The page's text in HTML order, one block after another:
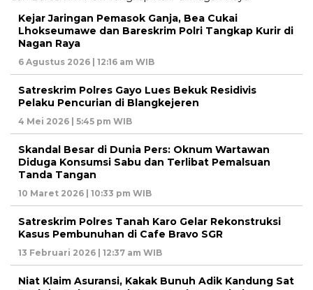
Kejar Jaringan Pemasok Ganja, Bea Cukai
Lhokseumawe dan Bareskrim Polri Tangkap Kurir di
Nagan Raya
6 Agustus 2026 | 12:16 am WIB
Satreskrim Polres Gayo Lues Bekuk Residivis
Pelaku Pencurian di Blangkejeren
4 Mei 2026 | 5:45 pm WIB
Skandal Besar di Dunia Pers: Oknum Wartawan
Diduga Konsumsi Sabu dan Terlibat Pemalsuan
Tanda Tangan
10 Maret 2026 | 10:33 pm WIB
Satreskrim Polres Tanah Karo Gelar Rekonstruksi
Kasus Pembunuhan di Cafe Bravo SGR
13 Februari 2026 | 12:37 am WIB
Niat Klaim Asuransi, Kakak Bunuh Adik Kandung Sat